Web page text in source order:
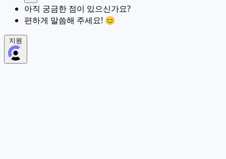
아직 궁금한 점이 있으신가요?
편하게 말씀해 주세요! 😊
지원